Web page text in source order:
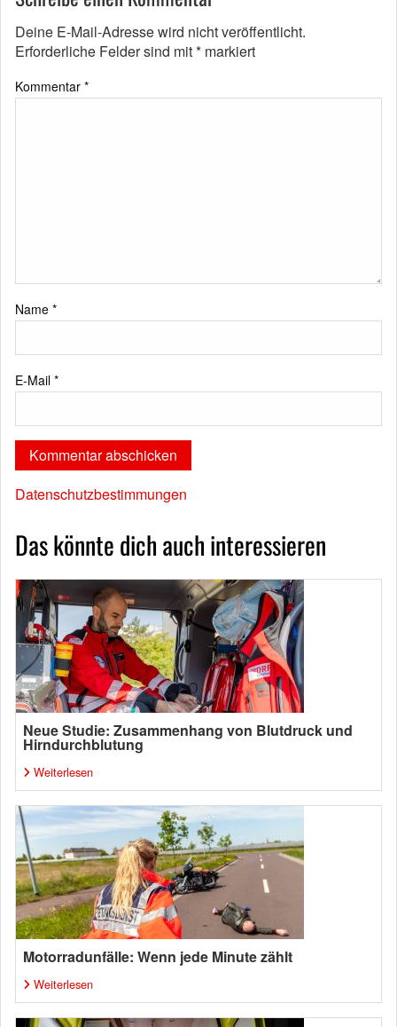
Deine E-Mail-Adresse wird nicht veröffentlicht.
Erforderliche Felder sind mit* markiert
Kommentar *
Name *
E-Mail *
Datenschutzbestimmungen
Das könnte dich auch interessieren
Neue Studie: Zusammenhang von Blutdruck und
Hirndurchblutung
Weiterlesen
Motorradunfälle: Wenn jede Minute zählt
Weiterlesen